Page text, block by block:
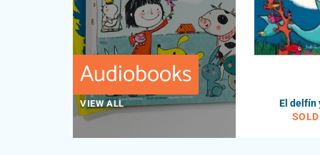
Audiobooks
VIEW ALL
El delfín